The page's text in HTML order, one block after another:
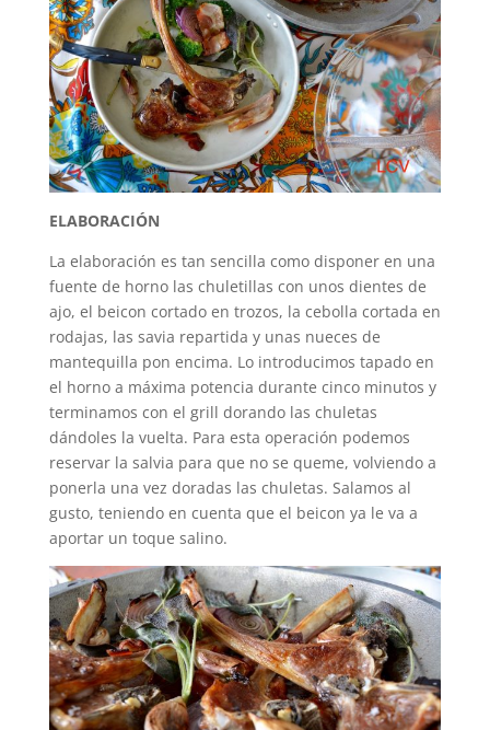
ELABORACIÓN
La elaboración es tan sencilla como disponer en una
fuente de horno las chuletillas con unos dientes de
ajo, el beicon cortado en trozos, la cebolla cortada en
rodajas, las savia repartida y unas nueces de
mantequilla pon encima. Lo introducimos tapado en
el horno a máxima potencia durante cinco minutos y
terminamos con el grill dorando las chuletas
dándoles la vuelta. Para esta operación podemos
reservar la salvia para que no se queme, volviendo a
ponerla una vez doradas las chuletas. Salamos al
gusto, teniendo en cuenta que el beicon ya le va a
aportar un toque salino.